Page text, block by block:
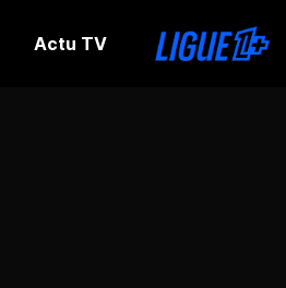
Actu TV